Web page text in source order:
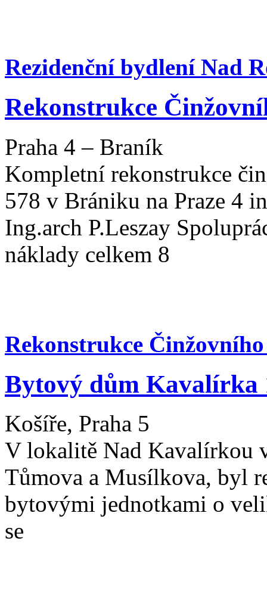
Rezidenční bydlení Nad
Rekonstrukce
Praha 4 – Braník
Kompletní rekonstrukce
578 v Brániku na Praze 4
Ing.arch P.Leszay
náklady celkem 8
Rekonstrukce
Bytový dům Kavalírka
Košíře, Praha 5
V lokalitě Nad Kavalírkou
Tůmova a Musílkova, byl
bytovými jednotkami o
se